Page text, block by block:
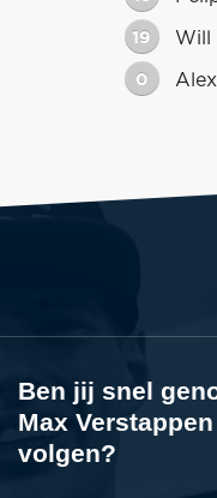
19 Will
0
Ben jij snel
Max
volgen?